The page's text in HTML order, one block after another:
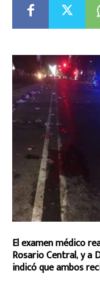
El examen médico
Rosario Central, y a
indicó que ambos